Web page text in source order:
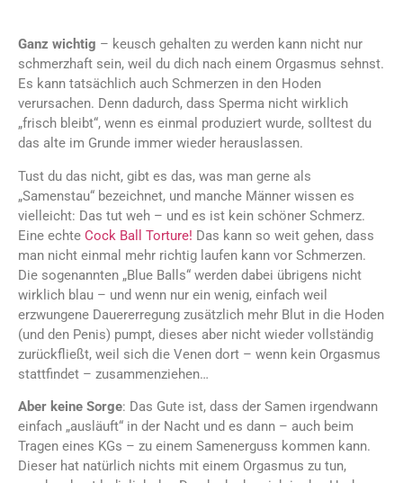
Ganz wichtig – keusch gehalten zu werden kann nicht nur
schmerzhaft sein, weil du dich nach einem Orgasmus sehnst.
Es kann tatsächlich auch Schmerzen in den Hoden
verursachen. Denn dadurch, dass Sperma nicht wirklich
„frisch bleibt“, wenn es einmal produziert wurde, solltest du
das alte im Grunde immer wieder herauslassen.
Tust du das nicht, gibt es das, was man gerne als
„Samenstau“ bezeichnet, und manche Männer wissen es
vielleicht: Das tut weh – und es ist kein schöner Schmerz.
Eine echte Cock Ball Torture! Das kann so weit gehen, dass
man nicht einmal mehr richtig laufen kann vor Schmerzen.
Die sogenannten „Blue Balls“ werden dabei übrigens nicht
wirklich blau – und wenn nur ein wenig, einfach weil
erzwungene Dauererregung zusätzlich mehr Blut in die Hoden
(und den Penis) pumpt, dieses aber nicht wieder vollständig
zurückfließt, weil sich die Venen dort – wenn kein Orgasmus
stattfindet – zusammenziehen…
Aber keine Sorge: Das Gute ist, dass der Samen irgendwann
einfach „ausläuft“ in der Nacht und es dann – auch beim
Tragen eines KGs – zu einem Samenerguss kommen kann.
Dieser hat natürlich nichts mit einem Orgasmus zu tun,